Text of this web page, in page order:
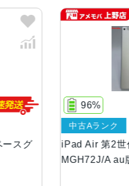
画面解像度: QXGA
ト IPS LCD display
iPad Air 第2世代 16GB
MGH72J/A au版 美品
96%
中古Aランク